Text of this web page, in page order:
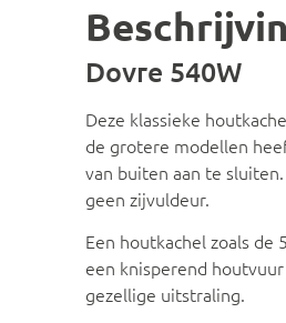
Dovre 540W
Deze klassieke
de grotere modellen
van buiten aan te
geen zijvuldeur.
Een houtkachel zoals
een knisperend
gezellige uitstraling.